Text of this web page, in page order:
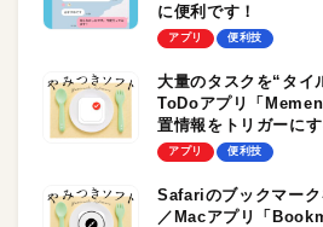
に便利です！
アプリ 便利技
大量のタスクを“タイ
ToDoアプリ「
置情報をトリガーに
ダー機能が魅力！
アプリ 便利技
Safariのブックマーク
／Macアプリ「